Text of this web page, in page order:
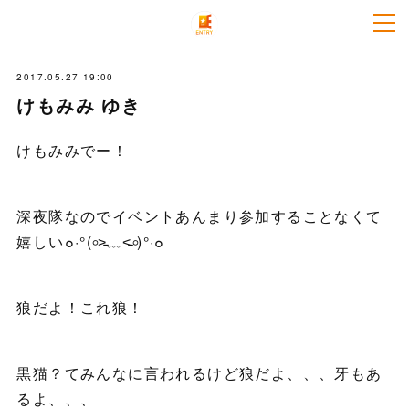
2017.05.27 19:00
けもみみ ゆき
けもみみでー！
深夜隊なのでイベントあんまり参加することなくて
嬉しい๐·°(৹˃̵﹏˂̵৹)°·๐
狼だよ！これ狼！
黒猫？てみんなに言われるけど狼だよ、、、牙もあ
るよ、、、